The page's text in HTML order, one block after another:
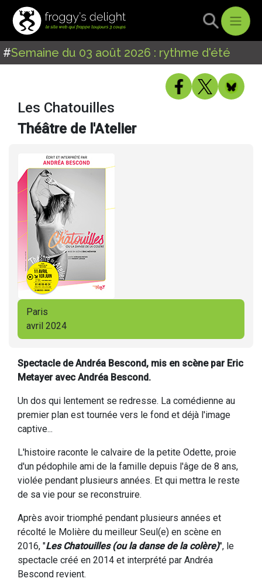
#Semaine du 03 août 2026 : rythme d'été
Les Chatouilles
Théâtre de l'Atelier
Paris
avril 2024
Spectacle de Andréa Bescond, mis en scène par Eric
Metayer avec Andréa Bescond.
Un dos qui lentement se redresse. La comédienne au
premier plan est tournée vers le fond et déjà l'image
captive...
L'histoire raconte le calvaire de la petite Odette, proie
d'un pédophile ami de la famille depuis l'âge de 8 ans,
violée pendant plusieurs années. Et qui mettra le reste
de sa vie pour se reconstruire.
Après avoir triomphé pendant plusieurs années et
récolté le Molière du meilleur Seul(e) en scène en
2016, "Les Chatouilles (ou la danse de la colère)", le
spectacle créé en 2014 et interprété par Andréa
Bescond revient.